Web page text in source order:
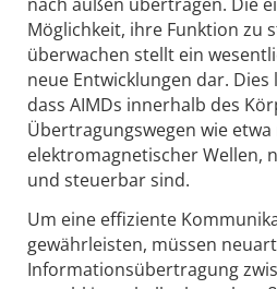
Möglichkeit, ihre Funktion zu
überwachen stellt ein
neue Entwicklungen dar.
dass AIMDs innerhalb des
Übertragungswegen wie
elektromagnetischer Wellen,
und steuerbar sind.
Um eine effiziente
gewährleisten, müssen
Informationsübertragung